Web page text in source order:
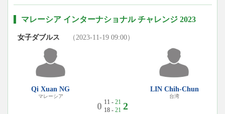
マレーシア インターナショナル チャレンジ 2023
女子ダブルス （2023-11-19 09:00）
Qi Xuan NG
マレーシア
0 11 - 21
18 - 21 2
LIN Chih-Chun
台湾